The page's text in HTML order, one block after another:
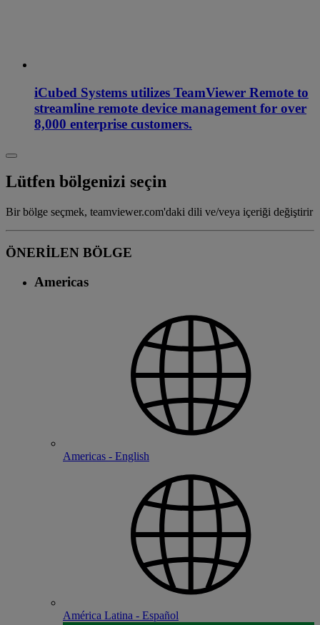
iCubed Systems utilizes TeamViewer Remote to
streamline remote device management for over
8,000 enterprise customers.
Lütfen bölgenizi seçin
Bir bölge seçmek, teamviewer.com'daki dili ve/veya içeriği değiştirir
ÖNERİLEN BÖLGE
Americas
Americas - English
América Latina - Español